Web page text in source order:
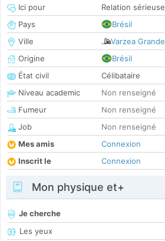
Ici pour
Relation sérieuse
Pays
Brésil
Ville
Varzea Grande
Origine
Brésil
État civil
Célibataire
Niveau academic
Non renseigné
Fumeur
Non renseigné
Job
Non renseigné
Mes amis
Connexion
Inscrit le
Connexion
Mon physique et+
Je cherche
Les yeux